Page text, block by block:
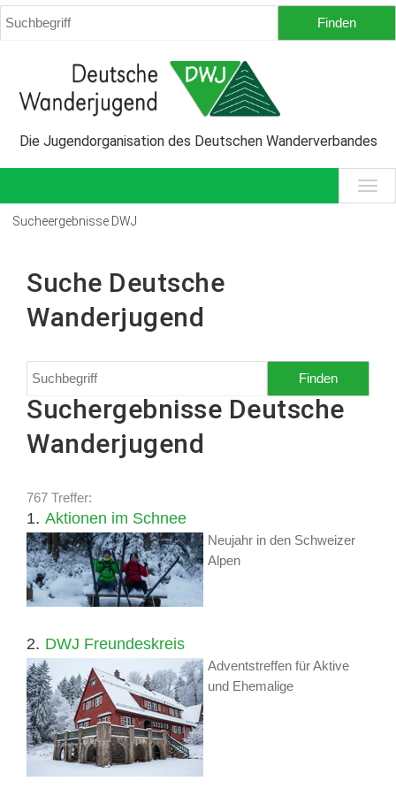
Die Jugendorganisation des Deutschen Wanderverbandes
Sucheergebnisse DWJ
Suche Deutsche
Wanderjugend
Suchergebnisse Deutsche
Wanderjugend
767 Treffer:
1. Aktionen im Schnee
Neujahr in den Schweizer
Alpen
2. DWJ Freundeskreis
Adventstreffen für Aktive
und Ehemalige